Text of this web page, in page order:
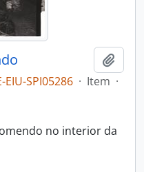
EIU-SPI05286 · Item ·
no interior da